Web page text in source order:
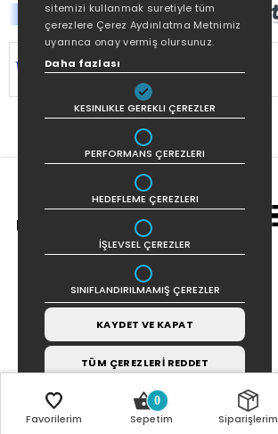
Favorilerim
0
Sepetim Siparişlerim
SİTEMİZ
KORUNMAKTADIR.
COPYRIGHT © 2021 | TASARIM VE UYGULAMA:
sitemizi kullanmak suretiyle tüm
çerezlere Çerez Aydınlatma Metnimiz
uyarınca onay vermiş olursunuz.
Daha fazlası
KESINLIKLE GEREKLI ÇEREZLER
PERFORMANS ÇEREZLERI
HEDEFLEME ÇEREZLERI
İŞLEVSEL ÇEREZLER
SINIFLANDIRILMAMIŞ ÇEREZLER
KAYDET VE KAPAT
TÜM ÇEREZLERİ REDDET